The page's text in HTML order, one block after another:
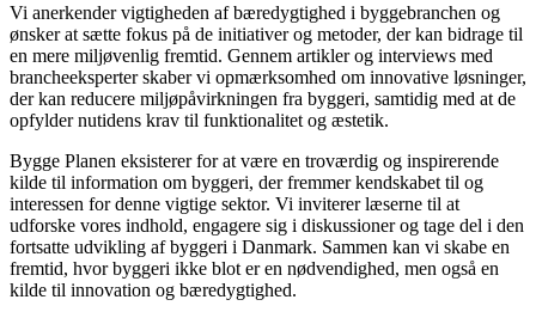
Vi anerkender vigtigheden af bæredygtighed i byggebranchen og
ønsker at sætte fokus på de initiativer og metoder, der kan bidrage til
en mere miljøvenlig fremtid. Gennem artikler og interviews med
brancheeksperter skaber vi opmærksomhed om innovative løsninger,
der kan reducere miljøpåvirkningen fra byggeri, samtidig med at de
opfylder nutidens krav til funktionalitet og æstetik.
Bygge Planen eksisterer for at være en troværdig og inspirerende
kilde til information om byggeri, der fremmer kendskabet til og
interessen for denne vigtige sektor. Vi inviterer læserne til at
udforske vores indhold, engagere sig i diskussioner og tage del i den
fortsatte udvikling af byggeri i Danmark. Sammen kan vi skabe en
fremtid, hvor byggeri ikke blot er en nødvendighed, men også en
kilde til innovation og bæredygtighed.